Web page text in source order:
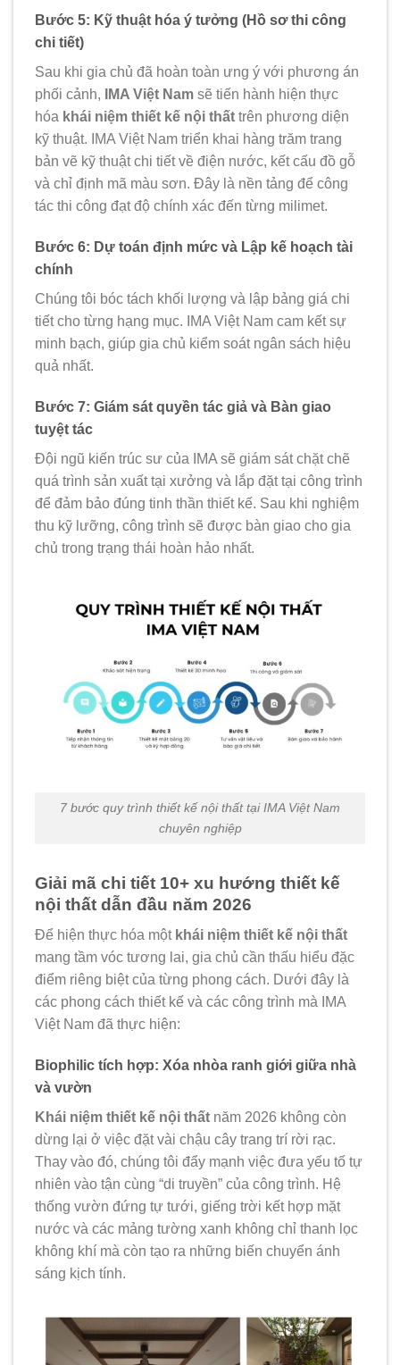
Bước 5: Kỹ thuật hóa ý tưởng (Hồ sơ thi công
chi tiết)
Sau khi gia chủ đã hoàn toàn ưng ý với phương án
phối cảnh,
IMA Việt Nam sẽ tiến hành hiện thực
hóa khái niệm thiết kế nội thất trên phương diện
kỹ thuật. IMA Việt Nam triển khai hàng trăm trang
bản vẽ kỹ thuật chi tiết về điện nước, kết cấu đồ gỗ
và chỉ định mã màu sơn. Đây là nền tảng để công
tác thi công đạt độ chính xác đến từng milimet.
Bước 6: Dự toán định mức và Lập kế hoạch tài
chính
Chúng tôi bóc tách khối lượng và lập bảng giá chi
tiết cho từng hạng mục. IMA Việt Nam cam kết sự
minh bạch, giúp gia chủ kiểm soát ngân sách hiệu
quả nhất.
Bước 7: Giám sát quyền tác giả và Bàn giao
tuyệt tác
Đội ngũ kiến trúc sư của IMA sẽ giám sát chặt chẽ
quá trình sản xuất tại xưởng và lắp đặt tại công trình
để đảm bảo đúng tinh thần thiết kế. Sau khi nghiệm
thu kỹ lưỡng, công trình sẽ được bàn giao cho gia
chủ trong trạng thái hoàn hảo nhất.
7 bước quy trình thiết kế nội thất tại IMA Việt Nam
chuyên nghiệp
Giải mã chi tiết 10+ xu hướng thiết kế
nội thất dẫn đầu năm 2026
Để hiện thực hóa một khái niệm thiết kế nội thất
mang tầm vóc tương lai, gia chủ cần thấu hiểu đặc
điểm riêng biệt của từng phong cách. Dưới đây là
các phong cách thiết kế và các công trình mà IMA
Việt Nam đã thực hiện:
Biophilic tích hợp: Xóa nhòa ranh giới giữa nhà
và vườn
Khái niệm thiết kế nội thất năm 2026 không còn
dừng lại ở việc đặt vài chậu cây trang trí rời rạc.
Thay vào đó, chúng tôi đẩy mạnh việc đưa yếu tố tự
nhiên vào tận cùng “di truyền” của công trình. Hệ
thống vườn đứng tự tưới, giếng trời kết hợp mặt
nước và các mảng tường xanh không chỉ thanh lọc
không khí mà còn tạo ra những biến chuyển ánh
sáng kịch tính.